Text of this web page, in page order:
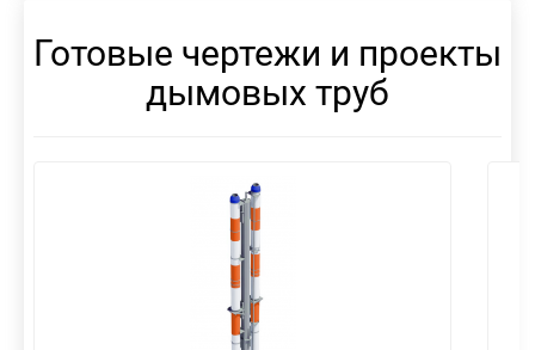
Готовые чертежи и проекты
дымовых труб